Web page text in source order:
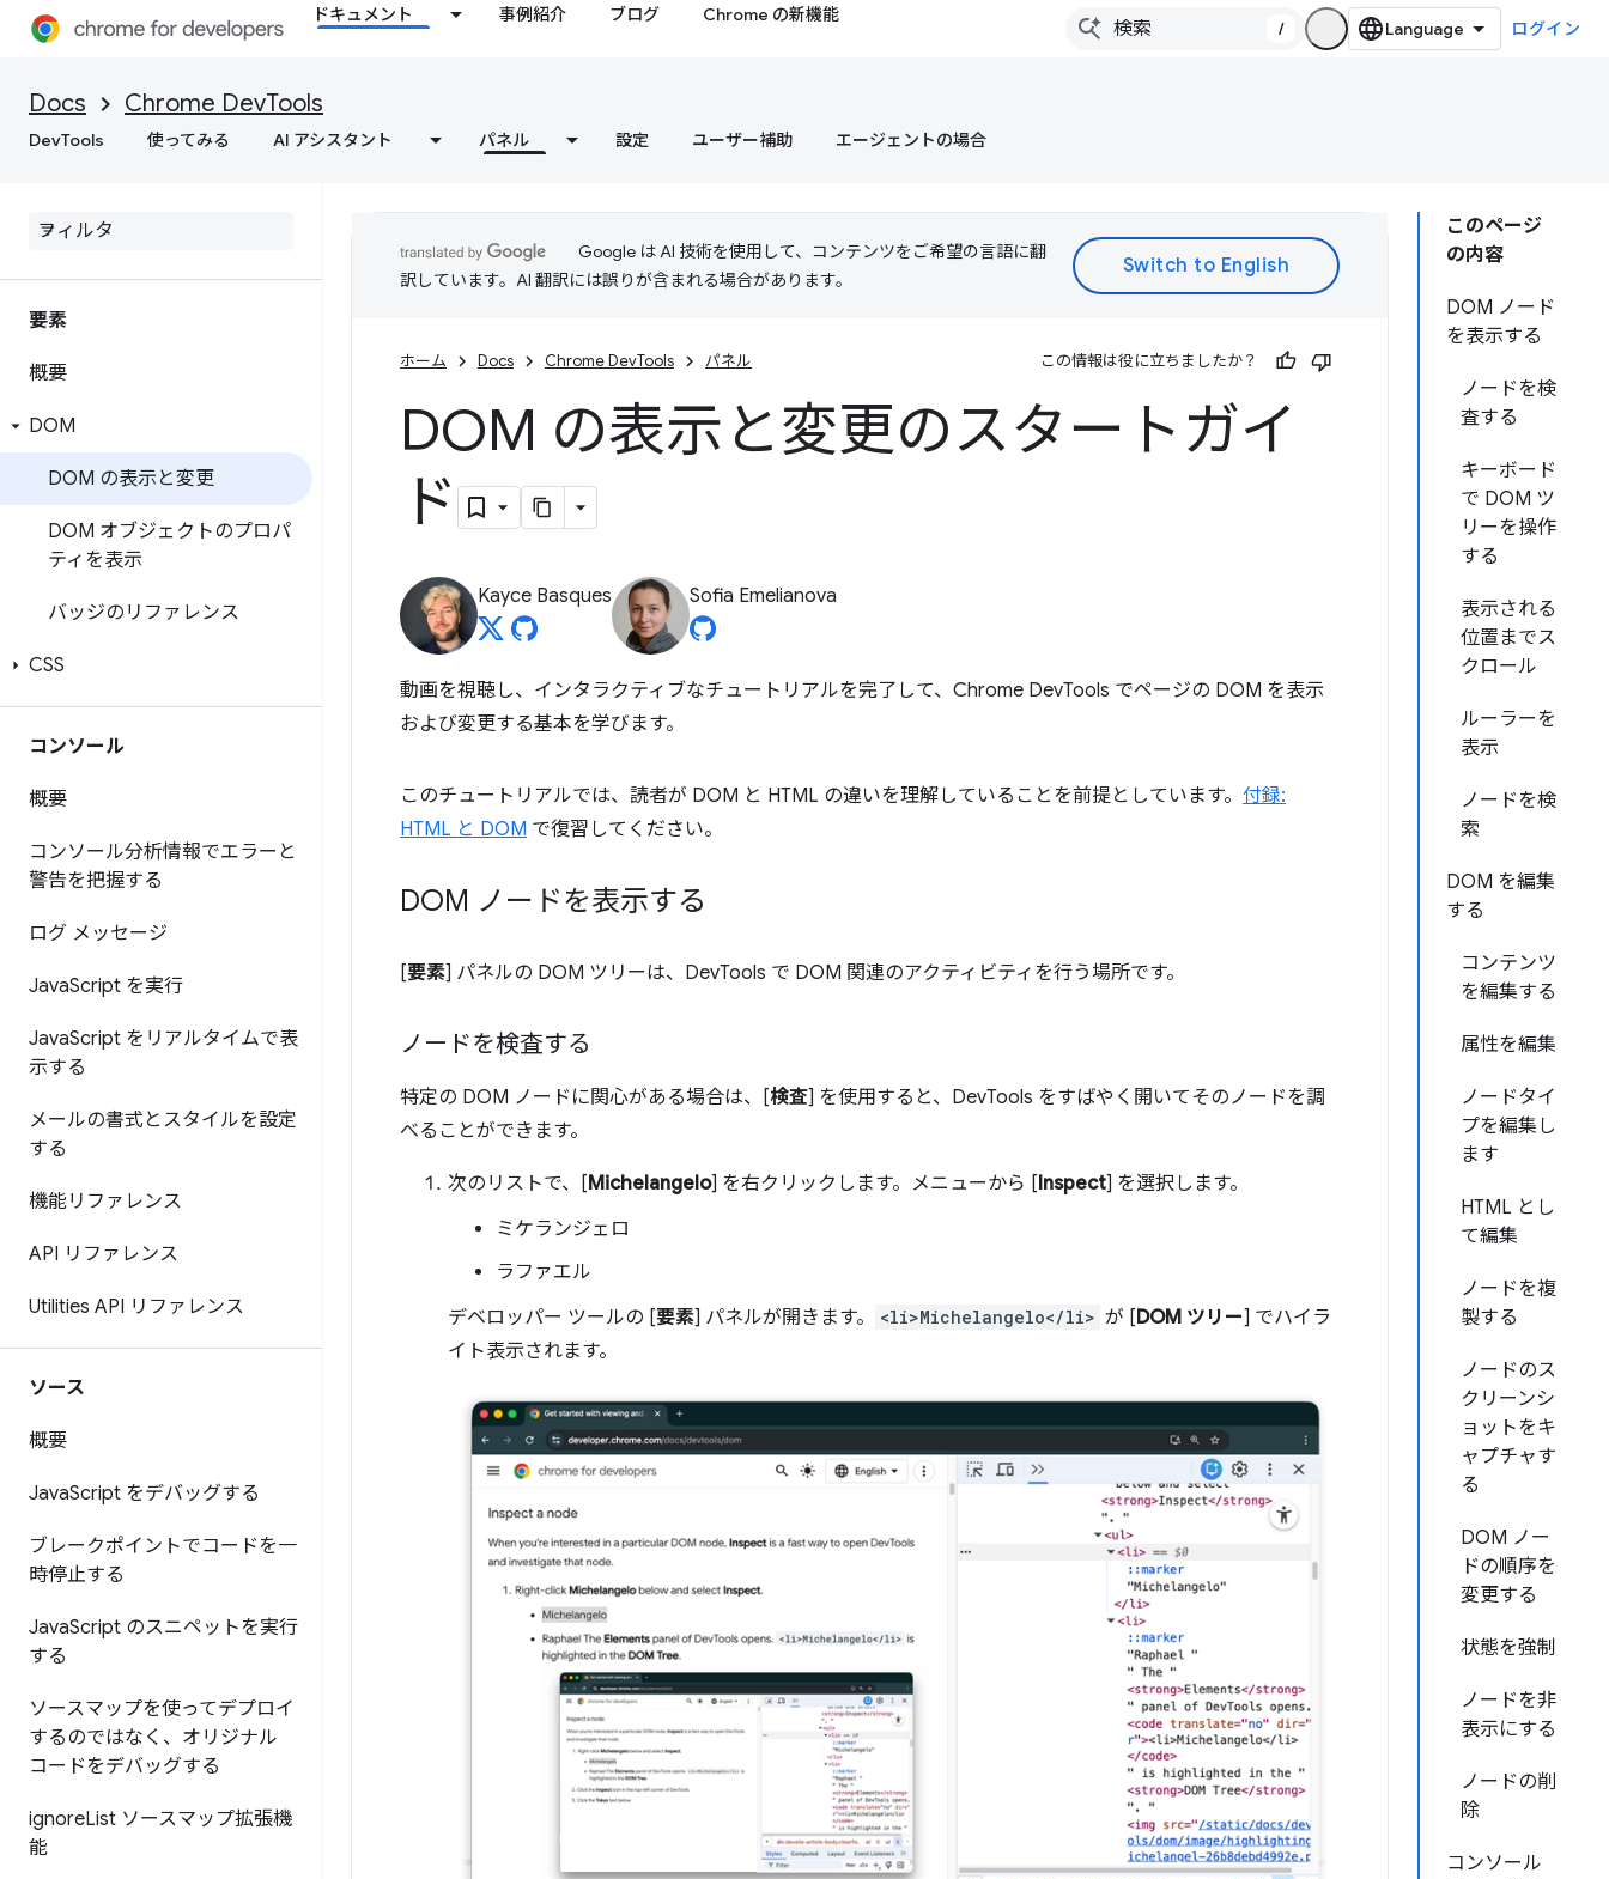
ドキュメント 事例紹介 ブログ Chrome の新機能
/ ログイン
Docs Chrome DevTools
DevTools 使ってみる AI アシスタント パネル 設定 ユーザー補助 エージェントの場合
要素
概要
DOM
DOM の表示と変更
DOM オブジェクトのプロパ
ティを表示
バッジのリファレンス
CSS
コンソール
概要
コンソール分析情報でエラーと
警告を把握する
ログ メッセージ
JavaScript を実行
JavaScript をリアルタイムで表
示する
メールの書式とスタイルを設定
する
機能リファレンス
API リファレンス
Utilities API リファレンス
ソース
概要
JavaScript をデバッグする
ブレークポイントでコードを一
時停止する
JavaScript のスニペットを実行
する
ソースマップを使ってデプロイ
するのではなく、オリジナル
コードをデバッグする
ignoreList ソースマップ拡張機
能
このページ
の内容
DOM ノード
を表示する
ノードを検
査する
キーボード
で DOM ツ
リーを操作
する
表示される
位置までス
クロール
ルーラーを
表示
ノードを検
索
DOM を編集
する
コンテンツ
を編集する
属性を編集
ノードタイ
プを編集し
ます
HTML とし
て編集
ノードを複
製する
ノードのス
クリーンシ
ョットをキ
ャプチャす
る
DOM ノー
ドの順序を
変更する
状態を強制
ノードを非
表示にする
ノードの削
除
コンソール
Google は AI 技術を使用して、コンテンツをご希望の言語に翻
訳しています。AI 翻訳には誤りが含まれる場合があります。
ホーム Docs Chrome DevTools パネル この情報は役に立ちましたか？
DOM の表示と変更のスタートガイ
ド
Kayce Basques Sofia Emelianova
動画を視聴し、インタラクティブなチュートリアルを完了して、Chrome DevTools でページの DOM を表示
および変更する基本を学びます。
このチュートリアルでは、読者が DOM と HTML の違いを理解していることを前提としています。 付録:
HTML と DOM で復習してください。
DOM ノードを表示する
[要素] パネルの DOM ツリーは、DevTools で DOM 関連のアクティビティを行う場所です。
ノードを検査する
特定の DOM ノードに関心がある場合は、[検査] を使用すると、DevTools をすばやく開いてそのノードを調
べることができます。
次のリストで、[Michelangelo] を右クリックします。メニューから [Inspect] を選択します。
ミケランジェロ
ラファエル
デベロッパー ツールの [要素] パネルが開きます。 <li>Michelangelo</li> が [DOM ツリー] でハイラ
イト表示されます。